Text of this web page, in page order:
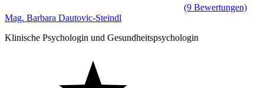
(9 Bewertungen)
Mag. Barbara Dautovic-Steindl
Klinische Psychologin und Gesundheitspsychologin